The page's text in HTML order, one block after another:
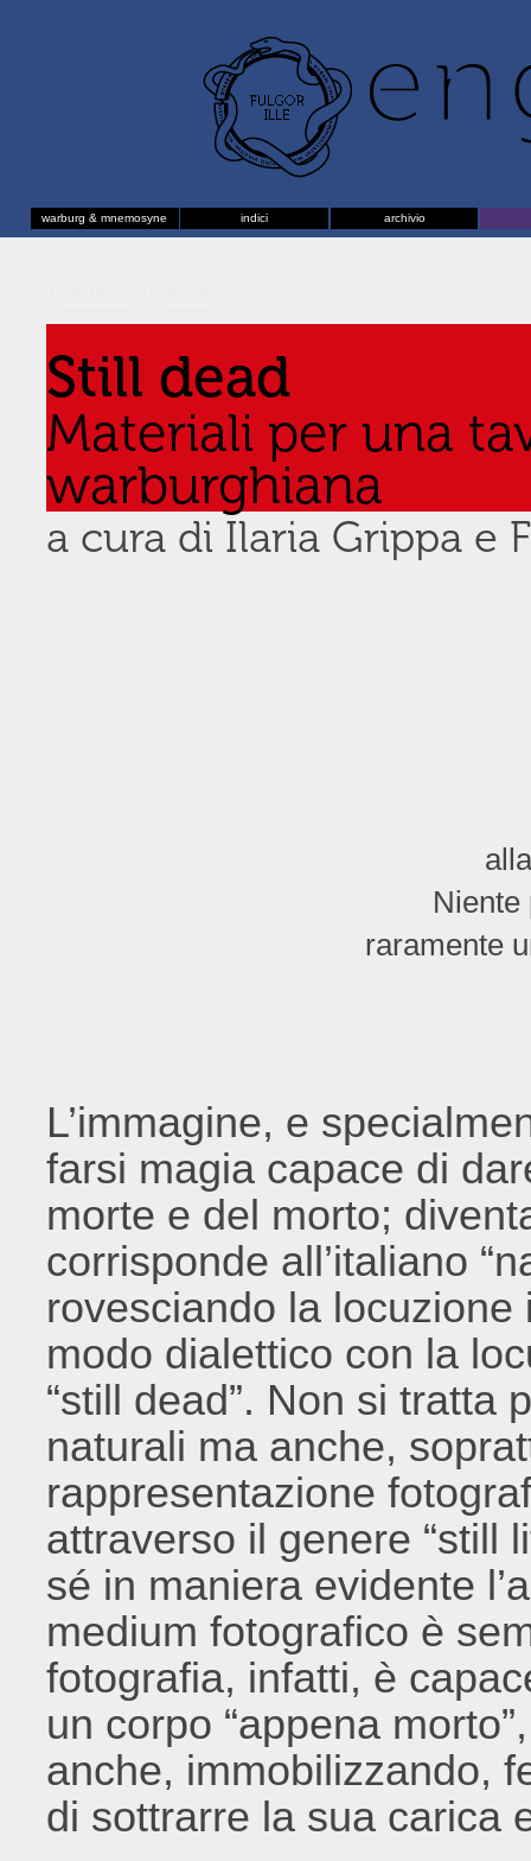
warburg & mnemosyne indici archivio
Still dead
Materiali per una
warburghiana
a cura di Ilaria Grippa e
Niente
raramente
L’immagine, e
farsi magia capace di
morte e del morto;
corrisponde all’italiano
rovesciando la
modo dialettico con la
“still dead”. Non si tratta
naturali ma anche,
rappresentazione
attraverso il genere “still
sé in maniera evidente
medium fotografico è
fotografia, infatti, è
un corpo “appena
anche, immobilizzando,
di sottrarre la sua carica